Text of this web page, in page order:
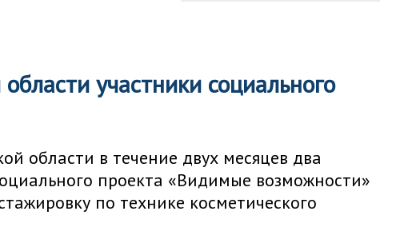
участники социального
области в течение двух месяцев два
проекта «Видимые возможности»
по технике косметического